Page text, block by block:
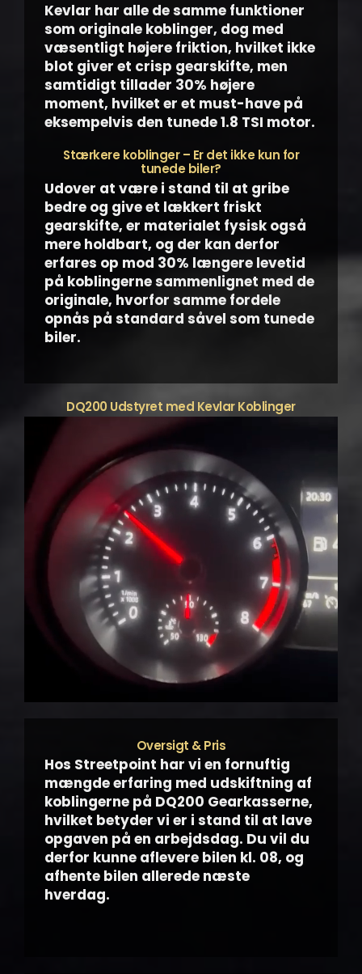
Kevlar har alle de samme funktioner
som originale koblinger, dog med
væsentligt højere friktion, hvilket ikke
blot giver et crisp gearskifte, men
samtidigt tillader 30% højere
moment, hvilket er et must-have på
eksempelvis den tunede 1.8 TSI motor.
Stærkere koblinger – Er det ikke kun for
tunede biler?
Udover at være i stand til at gribe
bedre og give et lækkert friskt
gearskifte, er materialet fysisk også
mere holdbart, og der kan derfor
erfares op mod 30% længere levetid
på koblingerne sammenlignet med de
originale, hvorfor samme fordele
opnås på standard såvel som tunede
biler.
DQ200 Udstyret med Kevlar Koblinger
Oversigt & Pris
Hos Streetpoint har vi en fornuftig
mængde erfaring med udskiftning af
koblingerne på DQ200 Gearkasserne,
hvilket betyder vi er i stand til at lave
opgaven på en arbejdsdag. Du vil du
derfor kunne aflevere bilen kl. 08, og
afhente bilen allerede næste
hverdag.